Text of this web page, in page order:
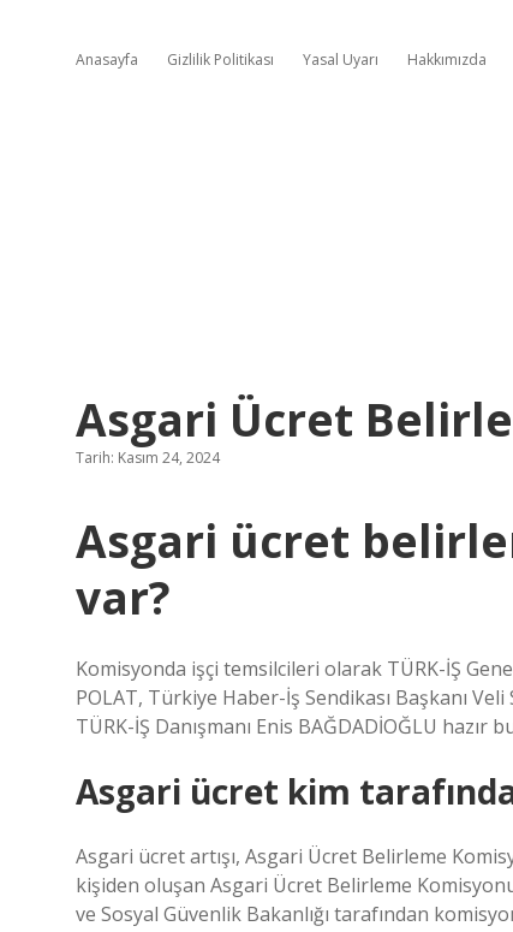
Anasayfa Gizlilik Politikası Yasal Uyarı Hakkımızda
Asgari Ücret
Tarih: Kasım 24, 2024
Asgari ücret
var?
Komisyonda işçi temsilcileri olarak TÜRK-İŞ
POLAT, Türkiye Haber-İş Sendikası Başkanı
TÜRK-İŞ Danışmanı Enis BAĞDADİOĞLU hazır
Asgari ücret kim
Asgari ücret artışı, Asgari Ücret Belirleme
kişiden oluşan Asgari Ücret Belirleme
ve Sosyal Güvenlik Bakanlığı tarafından